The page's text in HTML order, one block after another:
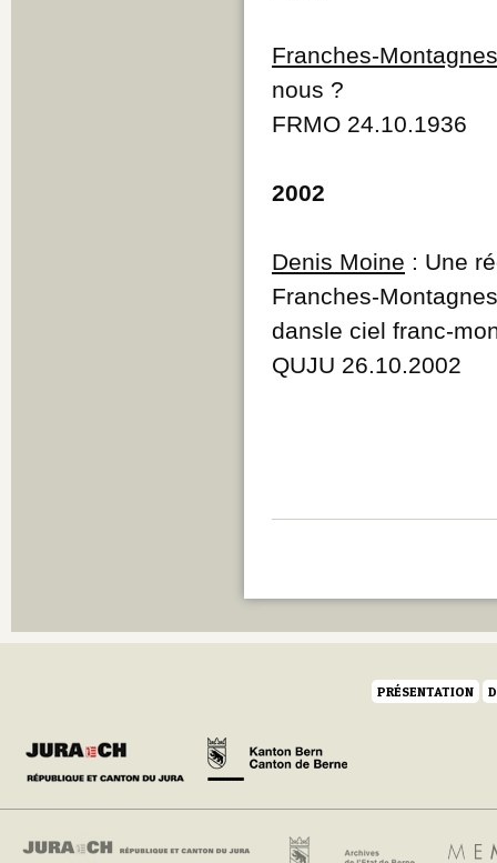
Franches-Montagnes
nous ?
FRMO 24.10.1936
2002
Denis Moine : Une
Franches-
dansle ciel franc-
QUJU 26.10.2002
PRÉSENTATION